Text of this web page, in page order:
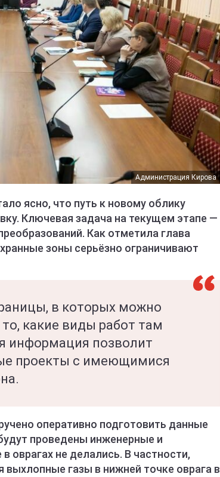
Администрация Кирова
ясно, что путь к новому облику
Ключевая задача на текущем этапе —
Как отметила глава
зоны серьёзно ограничивают
в которых можно
какие виды работ там
информация позволит
проекты с имеющимися
оперативно подготовить данные
проведены инженерные и
оврагах не делались. В частности,
газы в нижней точке оврага в